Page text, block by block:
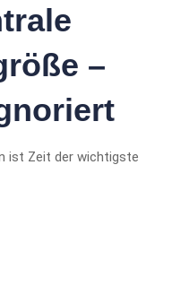
–
ist Zeit der wichtigste